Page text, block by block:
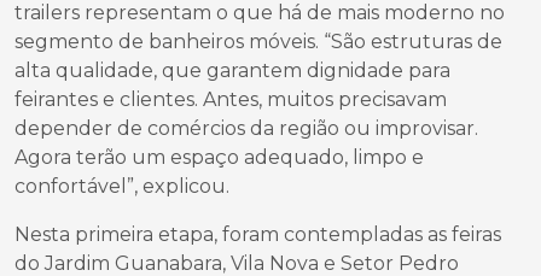
trailers representam o que há de mais moderno no
segmento de banheiros móveis. “São estruturas de
alta qualidade, que garantem dignidade para
feirantes e clientes. Antes, muitos precisavam
depender de comércios da região ou improvisar.
Agora terão um espaço adequado, limpo e
confortável”, explicou.
Nesta primeira etapa, foram contempladas as feiras
do Jardim Guanabara, Vila Nova e Setor Pedro